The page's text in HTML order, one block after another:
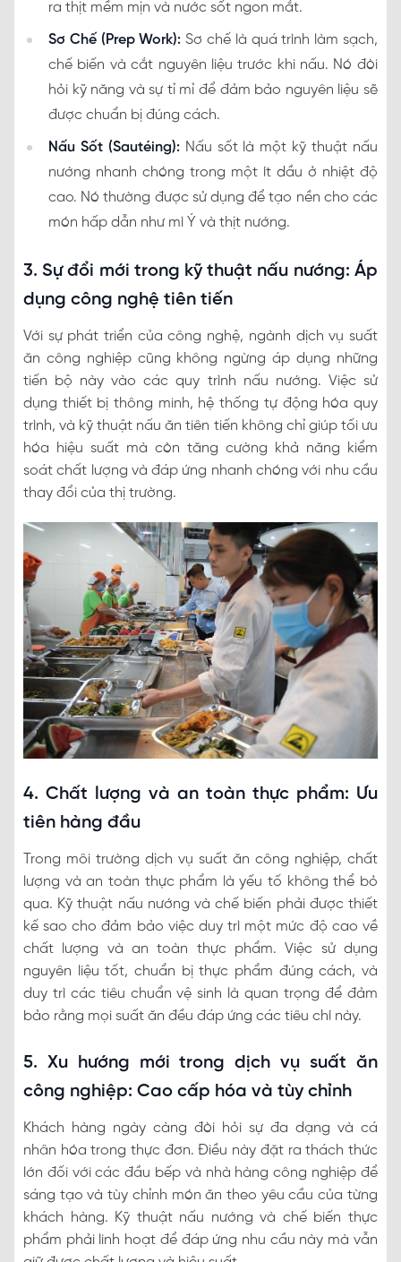
ra thịt mềm mịn và nước sốt ngon mắt.
Sơ Chế (Prep Work): Sơ chế là quá trình làm sạch,
chế biến và cắt nguyên liệu trước khi nấu. Nó đòi
hỏi kỹ năng và sự tỉ mỉ để đảm bảo nguyên liệu sẽ
được chuẩn bị đúng cách.
Nấu Sốt (Sautéing):Nấu sốt là một kỹ thuật nấu
nướng nhanh chóng trong một ít dầu ở nhiệt độ
cao. Nó thường được sử dụng để tạo nền cho các
món hấp dẫn như mì Ý và thịt nướng.
3. Sự đổi mới trong kỹ thuật nấu nướng: Áp
dụng công nghệ tiên tiến
Với sự phát triển của công nghệ, ngành dịch vụ suất
ăn công nghiệp cũng không ngừng áp dụng những
tiến bộ này vào các quy trình nấu nướng. Việc sử
dụng thiết bị thông minh, hệ thống tự động hóa quy
trình, và kỹ thuật nấu ăn tiên tiến không chỉ giúp tối ưu
hóa hiệu suất mà còn tăng cường khả năng kiểm
soát chất lượng và đáp ứng nhanh chóng với nhu cầu
thay đổi của thị trường.
4. Chất lượng và an toàn thực phẩm: Ưu
tiên hàng đầu
Trong môi trường dịch vụ suất ăn công nghiệp, chất
lượng và an toàn thực phẩm là yếu tố không thể bỏ
qua. Kỹ thuật nấu nướng và chế biến phải được thiết
kế sao cho đảm bảo việc duy trì một mức độ cao về
chất lượng và an toàn thực phẩm. Việc sử dụng
nguyên liệu tốt, chuẩn bị thực phẩm đúng cách, và
duy trì các tiêu chuẩn vệ sinh là quan trọng để đảm
bảo rằng mọi suất ăn đều đáp ứng các tiêu chí này.
5. Xu hướng mới trong dịch vụ suất ăn
công nghiệp: Cao cấp hóa và tùy chỉnh
Khách hàng ngày càng đòi hỏi sự đa dạng và cá
nhân hóa trong thực đơn. Điều này đặt ra thách thức
lớn đối với các đầu bếp và nhà hàng công nghiệp để
sáng tạo và tùy chỉnh món ăn theo yêu cầu của từng
khách hàng. Kỹ thuật nấu nướng và chế biến thực
phẩm phải linh hoạt để đáp ứng nhu cầu này mà vẫn